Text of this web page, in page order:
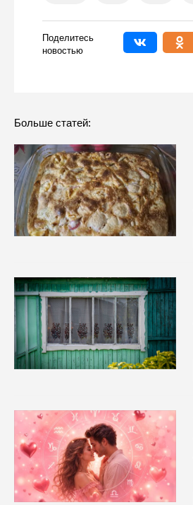
Поделитесь
новостью
Больше статей: